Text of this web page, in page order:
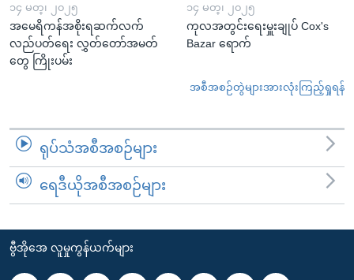
၁၄ မတ္၊ ၂၀၂၅
အမေရိကန်အစိုးရဆက်လက်
လည်ပတ်ရေး လွှတ်တော်အမတ်
တွေ ကြိုးပမ်း
၁၄ မတ္၊ ၂၀၂၅
ကုလအတွင်းရေးမှူးချုပ် Cox's
Bazar ရောက်
အစီအစဉ်တွဲများအားလုံးကြည့်ရှုရန်
ရုပ်သံအစီအစဉ်များ
ရေဒီယိုအစီအစဉ်များ
ဗွီအိုအေ လူမှုကွန်ယက်များ